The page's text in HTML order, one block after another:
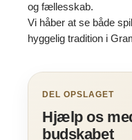
og fællesskab.
Vi håber at se både
hyggelig tradition i
DEL OPSLAGET
Hjælp os
budskabet